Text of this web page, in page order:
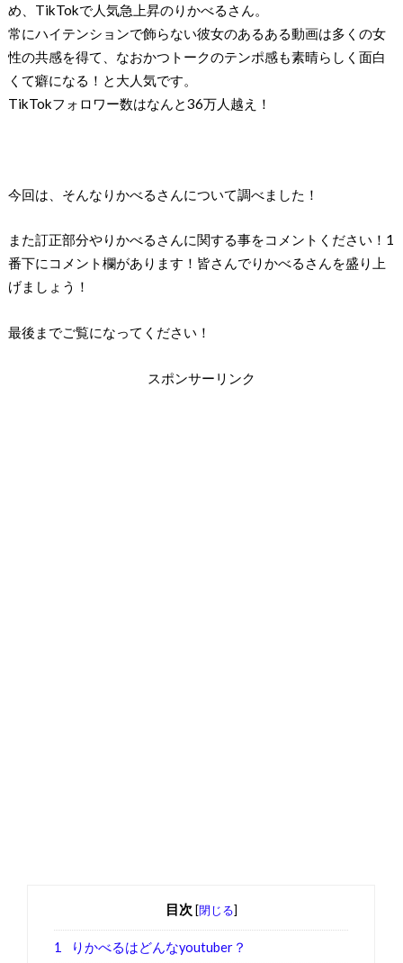
め、TikTokで人気急上昇のりかべるさん。
常にハイテンションで飾らない彼女のあるある動画は多くの女
性の共感を得て、なおかつトークのテンポ感も素晴らしく面白
くて癖になる！と大人気です。
TikTokフォロワー数はなんと36万人越え！
今回は、そんなりかべるさんについて調べました！
また訂正部分やりかべるさんに関する事をコメントください！1
番下にコメント欄があります！皆さんでりかべるさんを盛り上
げましょう！
最後までご覧になってください！
スポンサーリンク
目次 [閉じる]
1 りかべるはどんなyoutuber？